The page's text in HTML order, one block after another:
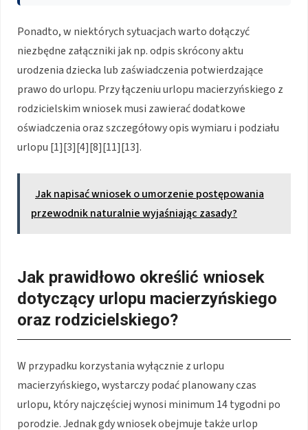
Ponadto, w niektórych sytuacjach warto dołączyć
niezbędne załączniki jak np. odpis skrócony aktu
urodzenia dziecka lub zaświadczenia potwierdzające
prawo do urlopu. Przy łączeniu urlopu macierzyńskiego z
rodzicielskim wniosek musi zawierać dodatkowe
oświadczenia oraz szczegółowy opis wymiaru i podziału
urlopu [1][3][4][8][11][13].
Jak napisać wniosek o umorzenie postępowania
przewodnik naturalnie wyjaśniając zasady?
Jak prawidłowo określić wniosek
dotyczący urlopu macierzyńskiego
oraz rodzicielskiego?
W przypadku korzystania wyłącznie z urlopu
macierzyńskiego, wystarczy podać planowany czas
urlopu, który najczęściej wynosi minimum 14 tygodni po
porodzie. Jednak gdy wniosek obejmuje także urlop